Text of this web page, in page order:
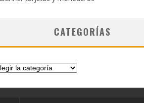
CATEGORÍAS